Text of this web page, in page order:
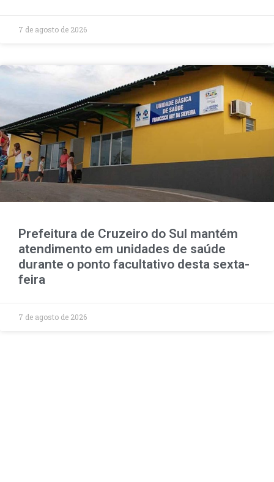
7 de agosto de 2026
Prefeitura de Cruzeiro do Sul mantém
atendimento em unidades de saúde
durante o ponto facultativo desta sexta-
feira
7 de agosto de 2026